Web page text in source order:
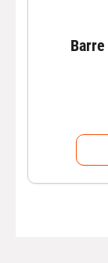
Que ce soit
ponctuel de
s’impose
Retrouvez
particulières.
Avec
pour un
Barre